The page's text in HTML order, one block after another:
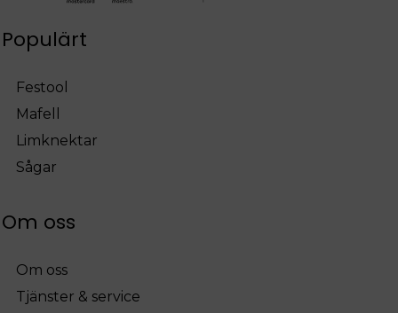
Populärt
Festool
Mafell
Limknektar
Sågar
Om oss
Om oss
Tjänster & service